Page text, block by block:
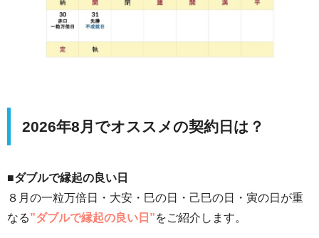
2026年8月でオススメの契約日は？
■ダブルで縁起の良い日
８月の一粒万倍日・大安・巳の日・己巳の日・寅の日が重
なる”ダブルで縁起の良い日”をご紹介します。